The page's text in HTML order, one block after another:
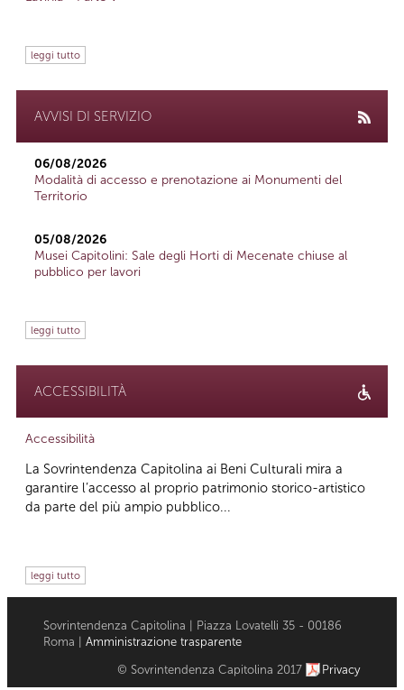
leggi tutto
AVVISI DI SERVIZIO
06/08/2026
Modalità di accesso e prenotazione ai Monumenti del
Territorio
05/08/2026
Musei Capitolini: Sale degli Horti di Mecenate chiuse al
pubblico per lavori
leggi tutto
ACCESSIBILITÀ
Accessibilità
La Sovrintendenza Capitolina ai Beni Culturali mira a
garantire l’accesso al proprio patrimonio storico-artistico
da parte del più ampio pubblico...
leggi tutto
Sovrintendenza Capitolina | Piazza Lovatelli 35 - 00186
Roma | Amministrazione trasparente
© Sovrintendenza Capitolina 2017 Privacy